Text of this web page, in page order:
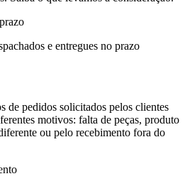
e entregues no prazo
de pedidos solicitados pelos clientes
motivos: falta de peças, produto
ou pelo recebimento fora do